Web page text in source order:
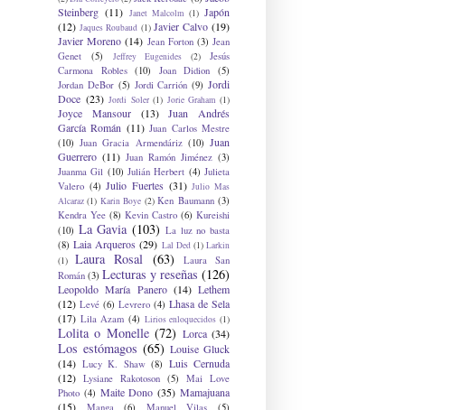
Steinberg (11) Janet Malcolm (1) Japón
(12) Jaques Roubaud (1) Javier Calvo (19)
Javier Moreno (14) Jean Forton (3) Jean
Genet
(5) Jeffrey Eugenides (2)
Jesús
Carmona Robles
(10) Joan Didion
(5)
Jordan DeBor (5) Jordi Carrión (9) Jordi
Doce (23) Jordi Soler (1) Jorie Graham (1)
Joyce Mansour (13)
Juan Andrés
García Román (11) Juan Carlos Mestre
(10) Juan Gracia Armendáriz (10) Juan
Guerrero (11) Juan Ramón Jiménez (3)
Juanma Gil (10) Julián Herbert (4) Julieta
Valero (4) Julio Fuertes (31) Julio Mas
Alcaraz (1) Karin Boye (2) Ken Baumann (3)
Kendra Yee (8) Kevin Castro (6) Kureishi
(10) La Gavia (103) La luz no basta
(8) Laia Arqueros (29) Lal Ded (1) Larkin
(1)
Laura Rosal (63)
Laura San
Román (3) Lecturas y reseñas (126)
Leopoldo María Panero (14) Lethem
(12) Levé (6) Levrero (4) Lhasa de Sela
(17) Lila Azam (4) Lirios enloquecidos (1)
Lolita o Monelle (72) Lorca (34)
Los estómagos (65) Louise Gluck
(14) Lucy K. Shaw (8) Luis Cernuda
(12) Lysiane Rakotoson (5)
Mai Love
Photo (4) Maite Dono (35) Mamajuana
(15)
Manga (6) Manuel Vilas (5)